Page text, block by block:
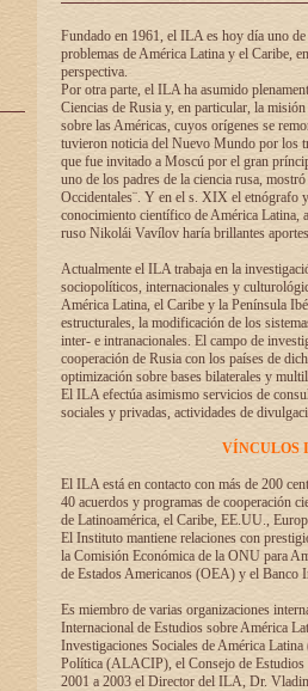
Fundado en 1961, el ILA es hoy día uno
problemas de América Latina y el Caribe,
perspectiva.
Por otra parte, el ILA ha asumido
Ciencias de Rusia y, en particular, la
sobre las Américas, cuyos orígenes se
tuvieron noticia del Nuevo Mundo por los
que fue invitado a Moscú por el gran
uno de los padres de la ciencia rusa,
Occidentales¨. Y en el s. XIX el etnógrafo
conocimiento científico de América Latina,
ruso Nikolái Vavílov haría brillantes
Actualmente el ILA trabaja en la
sociopolíticos, internacionales y
América Latina, el Caribe y la Península
estructurales, la modificación de los
inter- e intranacionales. El campo de
cooperación de Rusia con los países de
optimización sobre bases bilaterales y
El ILA efectúa asimismo servicios de
sociales y privadas, actividades de
VÍNCULOS
El ILA está en contacto con más de 200
40 acuerdos y programas de cooperación
de Latinoamérica, el Caribe, EE.UU.,
El Instituto mantiene relaciones con
la Comisión Económica de la ONU para
de Estados Americanos (OEA) y el Banco
Es miembro de varias organizaciones
Internacional de Estudios sobre América
Investigaciones Sociales de América
Política (ALACIP), el Consejo de
2001 a 2003 el Director del ILA, Dr.